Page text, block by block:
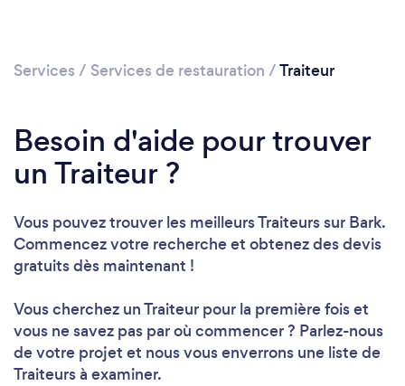
Chargement...
Veuillez patienter...
Services / Services de restauration /Traiteur
Besoin d'aide pour trouver
un Traiteur ?
Vous pouvez trouver les meilleurs Traiteurs sur Bark.
Commencez votre recherche et obtenez des devis
gratuits dès maintenant !
Vous cherchez un Traiteur pour la première fois et
vous ne savez pas par où commencer ? Parlez-nous
de votre projet et nous vous enverrons une liste de
Traiteurs à examiner.